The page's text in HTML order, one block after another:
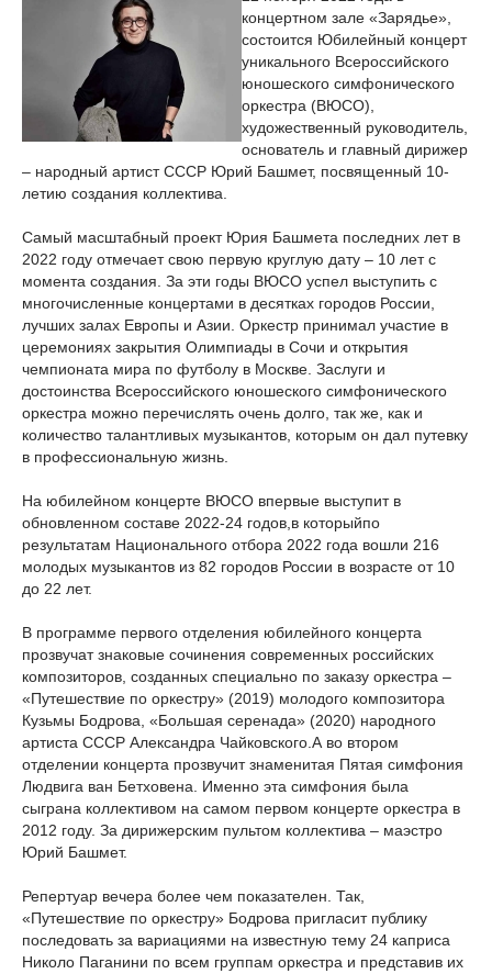
концертном зале «Зарядье»,
состоится Юбилейный концерт
уникального Всероссийского
юношеского симфонического
оркестра (ВЮСО),
художественный руководитель,
основатель и главный дирижер
– народный артист СССР Юрий Башмет, посвященный 10-
летию создания коллектива.
Самый масштабный проект Юрия Башмета последних лет в
2022 году отмечает свою первую круглую дату – 10 лет с
момента создания. За эти годы ВЮСО успел выступить с
многочисленные концертами в десятках городов России,
лучших залах Европы и Азии. Оркестр принимал участие в
церемониях закрытия Олимпиады в Сочи и открытия
чемпионата мира по футболу в Москве. Заслуги и
достоинства Всероссийского юношеского симфонического
оркестра можно перечислять очень долго, так же, как и
количество талантливых музыкантов, которым он дал путевку
в профессиональную жизнь.
На юбилейном концерте ВЮСО впервые выступит в
обновленном составе 2022-24 годов,в которыйпо
результатам Национального отбора 2022 года вошли 216
молодых музыкантов из 82 городов России в возрасте от 10
до 22 лет.
В программе первого отделения юбилейного концерта
прозвучат знаковые сочинения современных российских
композиторов, созданных специально по заказу оркестра –
«Путешествие по оркестру» (2019) молодого композитора
Кузьмы Бодрова, «Большая серенада» (2020) народного
артиста СССР Александра Чайковского.А во втором
отделении концерта прозвучит знаменитая Пятая симфония
Людвига ван Бетховена. Именно эта симфония была
сыграна коллективом на самом первом концерте оркестра в
2012 году. За дирижерским пультом коллектива – маэстро
Юрий Башмет.
Репертуар вечера более чем показателен. Так,
«Путешествие по оркестру» Бодрова пригласит публику
последовать за вариациями на известную тему 24 каприса
Николо Паганини по всем группам оркестра и представив их